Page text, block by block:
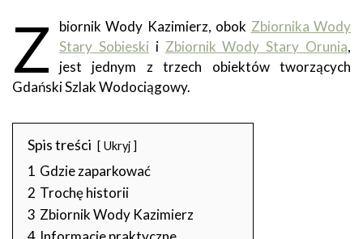
Z biornik Wody Kazimierz, obok Zbiornika Wody
Stary Sobieski i Zbiornik Wody Stary Orunia,
jest jednym z trzech obiektów tworzących
Gdański Szlak Wodociągowy.
Spis treści Ukryj
1 Gdzie zaparkować
2 Trochę historii
3 Zbiornik Wody Kazimierz